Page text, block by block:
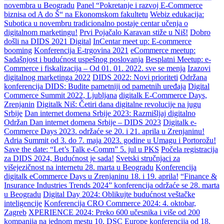
novembra u Beogradu Panel “Pokretanje i razvoj E-Commerce
biznisa od A do Š“ na Ekonomskom fakultetu Webiz edukacija:
Subotica u novembru tradicionalno postaje centar učenja o
digitalnom marketingu! Prvi Pojačalo Karavan stiže u Niš! Dobro
došli na DIDS 2021 Digital InCentar meet up: E-commerce
booming Konferencija E-trgovina 2021 eCommerce meetup:
Sadašnjost i budućnost uspešnog poslovanja Besplatni Meetup: e-
Commerce i fiskalizacija – Od 01. 01. 2022. sve se menja Izazovi
digitalnog marketinga 2022 DIDS 2022: Novi prioriteti Održana
konferencija DIDS: Budite pametniji od pametnih uređaja Digital
Commerce Summit 2022, Ljubljana digitalk E-Commerce Days,
Zrenjanin Digitalk Niš: Četiri dana digitalne revolucije na jugu
Srbije Dan internet domena Srbije 2023: Razmišljaj digitalno
Održan Dan internet domena Srbije – DIDS 2023 Digitalk e-
Commerce Days 2023. održaće se 20. i 21. aprila u Zrenjaninu!
Adria Summit od 3. do 7. maja 2023. godine u Umagu i Portorožu!
Save the date: “Let’s Talk e-Comm” 5. jul u PKS Počela registracija
za DIDS 2024, Budućnost je sada! Svetski stručnjaci za
višejezičnost na internetu 28. marta u Beogradu Konferencija
digitalk eCommerce Days u Zrenjaninu 18. i 19. aprila! “Finance &
Insurance Industries Trends 2024” konferencija održaće se 28. marta
u Beogradu Digital Day 2024: Oblikujte budućnost veštačke
inteligencije Konferencija CRO Commerce 2024: 4. oktobar,
Zagreb XPERIENCE 2024: Preko 600 učesnika i više od 200
kompanija na jednom mestu 10. DSC Europe konferencija od 18.